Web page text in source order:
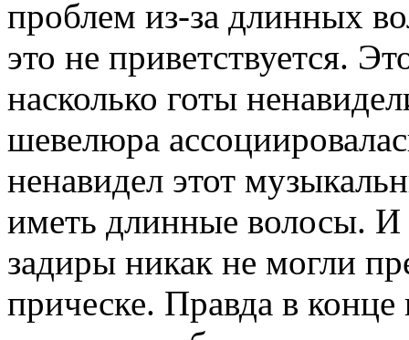
проблем из-за длинных
это не приветствуется.
насколько готы
шевелюра
ненавидел этот
иметь длинные волосы. И
задиры никак не могли
прическе. Правда в